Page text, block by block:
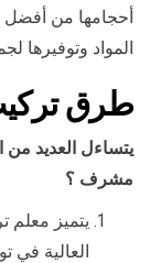
أحجامها من أفضل
المواد وتوفيرها
طرق
يتساءل العديد
مشرف ؟
يتميز معلم
العالية في